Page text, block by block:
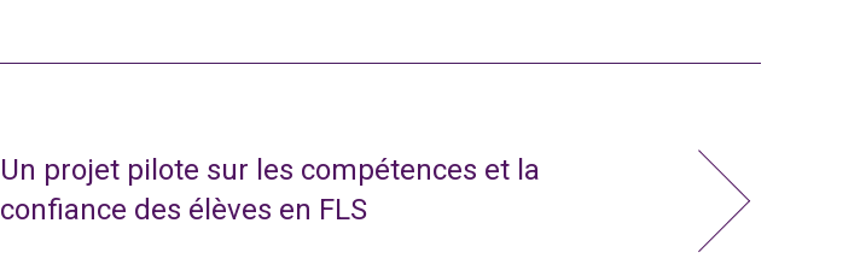
Un projet pilote sur les compétences et la
confiance des élèves en FLS